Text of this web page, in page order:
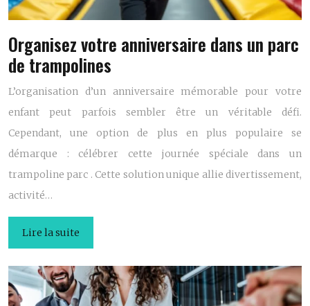
Organisez votre anniversaire dans un parc
de trampolines
L’organisation d’un anniversaire mémorable pour votre
enfant peut parfois sembler être un véritable défi.
Cependant, une option de plus en plus populaire se
démarque : célébrer cette journée spéciale dans un
trampoline parc . Cette solution unique allie divertissement,
activité…
Lire la suite